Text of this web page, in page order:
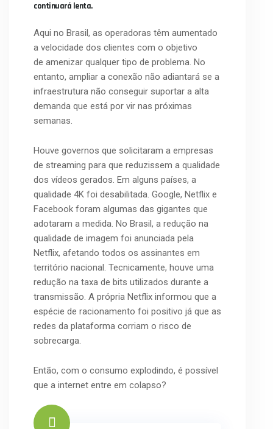
continuará lenta.
Aqui no Brasil, as operadoras têm aumentado
a velocidade dos clientes com o objetivo
de amenizar qualquer tipo de problema. No
entanto, ampliar a conexão não adiantará se a
infraestrutura não conseguir suportar a alta
demanda que está por vir nas próximas
semanas.
Houve governos que solicitaram a empresas
de streaming para que reduzissem a qualidade
dos vídeos gerados. Em alguns países, a
qualidade 4K foi desabilitada. Google, Netflix e
Facebook foram algumas das gigantes que
adotaram a medida. No Brasil, a redução na
qualidade de imagem foi anunciada pela
Netflix, afetando todos os assinantes em
território nacional. Tecnicamente, houve uma
redução na taxa de bits utilizados durante a
transmissão. A própria Netflix informou que a
espécie de racionamento foi positivo já que as
redes da plataforma corriam o risco de
sobrecarga.
Então, com o consumo explodindo, é possível
que a internet entre em colapso?